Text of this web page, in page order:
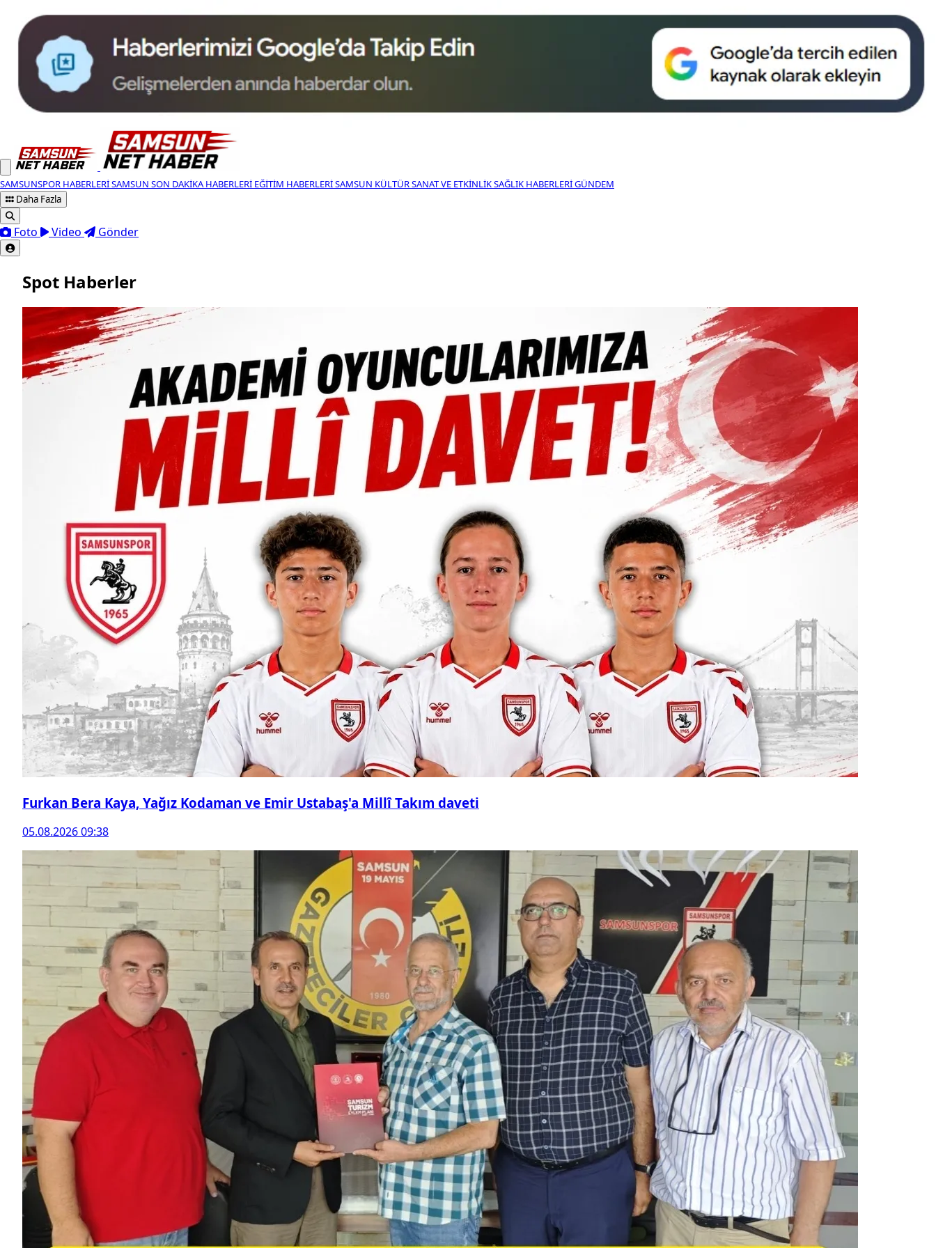
SAMSUNSPOR HABERLERISAMSUN SON DAKIKA HABERLERI EĞITIM HABERLERISAMSUN KÜLTÜR SANAT VE ETKINLIKSAĞLIK HABERLERIGÜNDEM
Daha Fazla
Foto Video Gönder
Spot Haberler
Furkan Bera Kaya, Yağız Kodaman ve Emir Ustabaş'a Millî Takım daveti
05.08.2026 09:38